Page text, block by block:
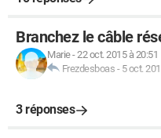
Branchez le câble
Marie-22 oct. 2015 à 20:51
Frezdesboas - 5 oct.
3 réponses